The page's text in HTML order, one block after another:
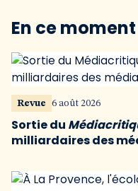
En ce moment
Revue 6 août 2026
Sortie du
milliardaires des